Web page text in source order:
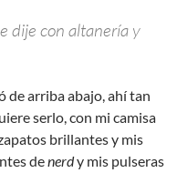
dije con altanería y
de arriba abajo, ahí tan
serlo, con mi camisa
brillantes y mis
denerdy mis pulseras